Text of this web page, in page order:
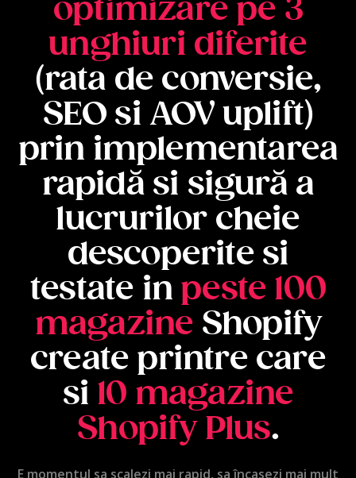
optimizare pe 3
unghiuri diferite
(rata de conversie,
SEO si AOV uplift)
prin implementarea
rapidă si sigură a
lucrurilor cheie
descoperite si
testate in peste 100
magazine Shopify
create printre care
si 10 magazine
Shopify Plus.
E momentul sa scalezi mai rapid, sa încasezi mai mult